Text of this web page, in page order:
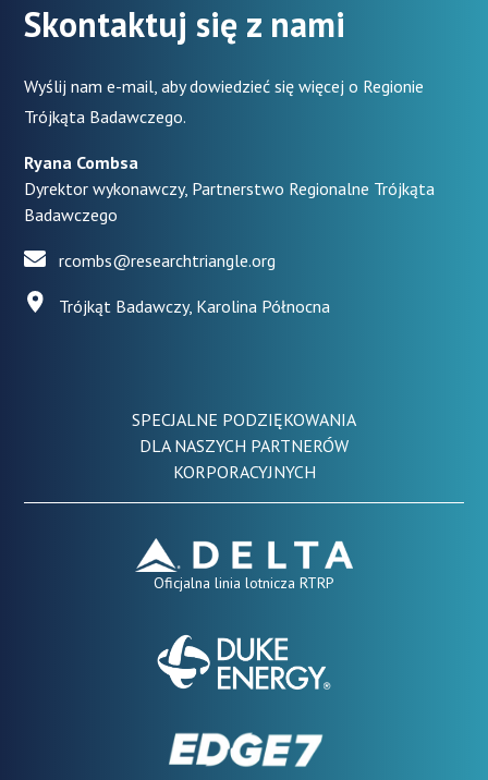
Skontaktuj się z nami
Wyślij nam e-mail, aby dowiedzieć się więcej o Regionie
Trójkąta Badawczego.
Ryana Combsa
Dyrektor wykonawczy, Partnerstwo Regionalne Trójkąta
Badawczego
rcombs@researchtriangle.org
Trójkąt Badawczy, Karolina Północna
SPECJALNE PODZIĘKOWANIA
DLA NASZYCH PARTNERÓW
KORPORACYJNYCH
Oficjalna linia lotnicza RTRP